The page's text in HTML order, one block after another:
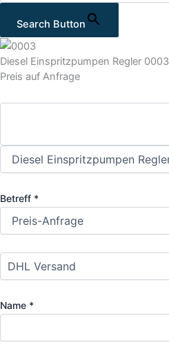
Search Button
Diesel Einspritzpumpen Regler 0003
Preis auf Anfrage
Betreff *
Name *